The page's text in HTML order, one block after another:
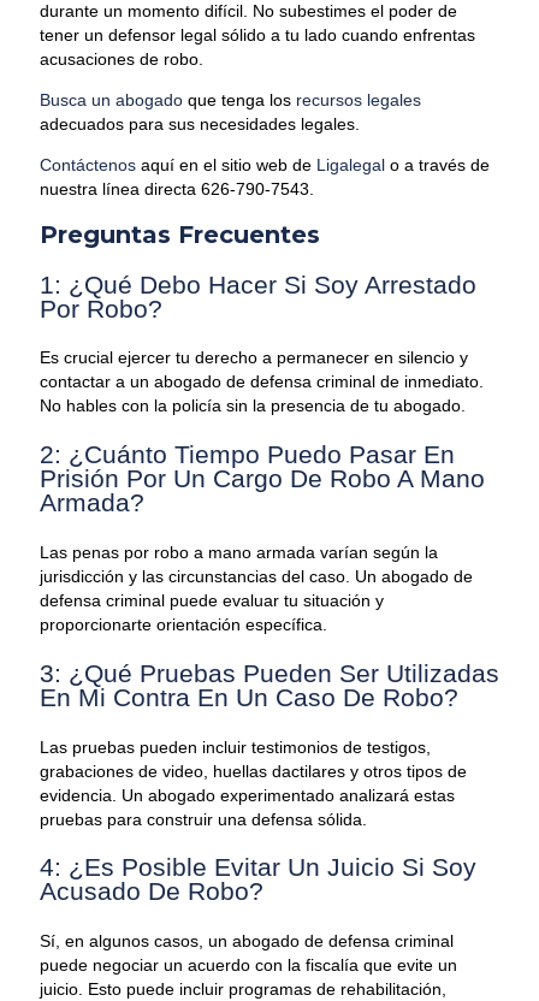
durante un momento difícil. No subestimes el poder de
tener un defensor legal sólido a tu lado cuando enfrentas
acusaciones de robo.
Busca un abogado que tenga los recursos legales
adecuados para sus necesidades legales.
Contáctenos aquí en el sitio web de Ligalegal o a través de
nuestra línea directa 626-790-7543.
Preguntas Frecuentes
1: ¿Qué Debo Hacer Si Soy Arrestado
Por Robo?
Es crucial ejercer tu derecho a permanecer en silencio y
contactar a un abogado de defensa criminal de inmediato.
No hables con la policía sin la presencia de tu abogado.
2: ¿Cuánto Tiempo Puedo Pasar En
Prisión Por Un Cargo De Robo A Mano
Armada?
Las penas por robo a mano armada varían según la
jurisdicción y las circunstancias del caso. Un abogado de
defensa criminal puede evaluar tu situación y
proporcionarte orientación específica.
3: ¿Qué Pruebas Pueden Ser Utilizadas
En Mi Contra En Un Caso De Robo?
Las pruebas pueden incluir testimonios de testigos,
grabaciones de video, huellas dactilares y otros tipos de
evidencia. Un abogado experimentado analizará estas
pruebas para construir una defensa sólida.
4: ¿Es Posible Evitar Un Juicio Si Soy
Acusado De Robo?
Sí, en algunos casos, un abogado de defensa criminal
puede negociar un acuerdo con la fiscalía que evite un
juicio. Esto puede incluir programas de rehabilitación,